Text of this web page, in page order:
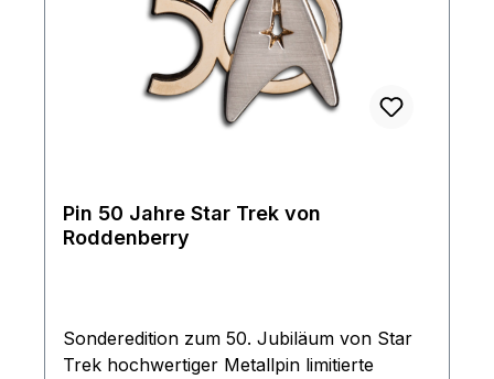
Pin 50 Jahre Star Trek von
Roddenberry
Sonderedition zum 50. Jubiläum von Star
Trek hochwertiger Metallpin limitierte